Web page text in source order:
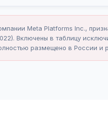
Meta Platforms Inc.,
Включены в таблицу
размещено в России и